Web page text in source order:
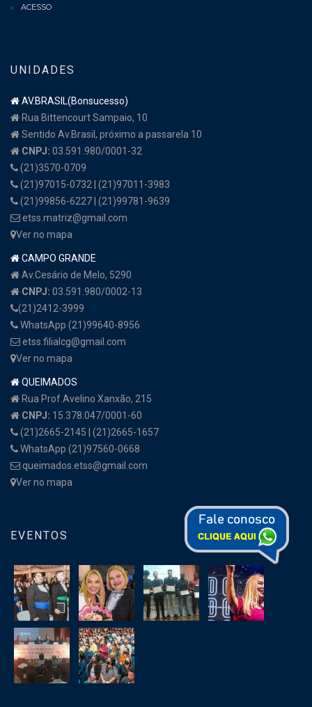
ACESSO
UNIDADES
AV.BRASIL(Bonsucesso)
Rua Bittencourt Sampaio, 10
Sentido Av.Brasil, próximo a passarela 10
CNPJ: 03.591.980/0001-32
(21)3570-0709
(21)97015-0732 | (21)97011-3983
(21)99856-6227 | (21)99781-9639
etss.matriz@gmail.com
Ver no mapa
CAMPO GRANDE
Av.Cesário de Melo, 5290
CNPJ: 03.591.980/0002-13
(21)2412-3999
WhatsApp (21)99640-8956
etss.filialcg@gmail.com
Ver no mapa
QUEIMADOS
Rua Prof.Avelino Xanxão, 215
CNPJ: 15.378.047/0001-60
(21)2665-2145 | (21)2665-1657
WhatsApp (21)97560-0668
queimados.etss@gmail.com
Ver no mapa
EVENTOS